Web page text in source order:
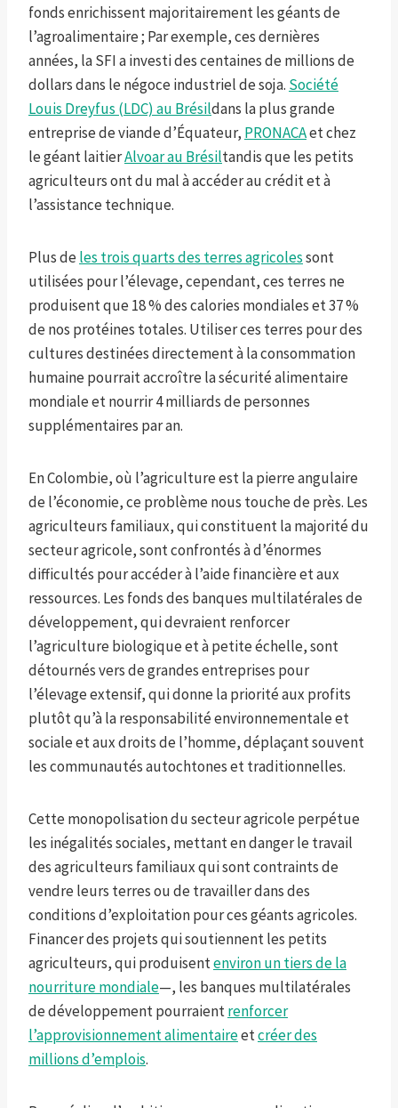
fonds enrichissent majoritairement les géants de
l’agroalimentaire ; Par exemple, ces dernières
années, la SFI a investi des centaines de millions de
dollars dans le négoce industriel de soja. Société
Louis Dreyfus (LDC) au Brésildans la plus grande
entreprise de viande d’Équateur, PRONACAet chez
le géant laitierAlvoar au Brésiltandis que les petits
agriculteurs ont du mal à accéder au crédit et à
l’assistance technique.
Plus de les trois quarts des terres agricolessont
utilisées pour l’élevage, cependant, ces terres ne
produisent que 18 % des calories mondiales et 37 %
de nos protéines totales. Utiliser ces terres pour des
cultures destinées directement à la consommation
humaine pourrait accroître la sécurité alimentaire
mondiale et nourrir 4 milliards de personnes
supplémentaires par an.
En Colombie, où l’agriculture est la pierre angulaire
de l’économie, ce problème nous touche de près. Les
agriculteurs familiaux, qui constituent la majorité du
secteur agricole, sont confrontés à d’énormes
difficultés pour accéder à l’aide financière et aux
ressources. Les fonds des banques multilatérales de
développement, qui devraient renforcer
l’agriculture biologique et à petite échelle, sont
détournés vers de grandes entreprises pour
l’élevage extensif, qui donne la priorité aux profits
plutôt qu’à la responsabilité environnementale et
sociale et aux droits de l’homme, déplaçant souvent
les communautés autochtones et traditionnelles.
Cette monopolisation du secteur agricole perpétue
les inégalités sociales, mettant en danger le travail
des agriculteurs familiaux qui sont contraints de
vendre leurs terres ou de travailler dans des
conditions d’exploitation pour ces géants agricoles.
Financer des projets qui soutiennent les petits
agriculteurs, qui produisentenviron un tiers de la
nourriture mondiale—, les banques multilatérales
de développement pourraientrenforcer
l’approvisionnement alimentaireetcréer des
millions d’emplois.